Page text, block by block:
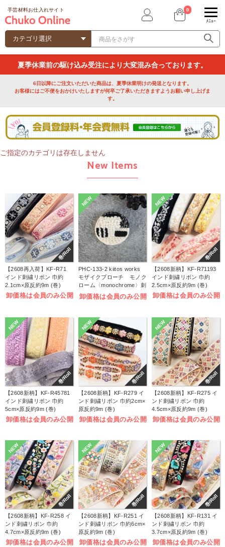
手芸材料お仕入れサイト 0
ﾒﾆｭｰ
夏季休業前の駆け込み受注により大変混み合っております。
6日以降にご注文いただいた商品は、夏季休業明けの発送となります。
お客様にはご不便をおかけいたしますが何卒ご了承いただきますようお願い申し上げま
す。
ご指定のカテゴリは存在しません
New Items
巻/Roll
【2608再入荷】KF-R71
インド刺繍リボン 巾約
2.1cm×原反約9m (巻)
卸価格は会員のみ公開
NEW
PHC-133-2 kiitos works
モザイクブローチ モノク
ローム〈monochrome〉刺
しゅうキット (袋)
卸価格は会員のみ公開
巻/Roll
NEW
【2608新柄】KF-R71193
インド刺繍リボン 巾約
2.5cm×原反約9m (巻)
卸価格は会員のみ公開
NEW
巻/Roll
【2608新柄】KF-R45781
インド刺繍リボン 巾約
5cm×原反約9m (巻)
卸価格は会員のみ公開
巻/Roll
NEW
【2608新柄】KF-R279 イ
ンド刺繍リボン 巾約2cm×
原反約9m (巻)
卸価格は会員のみ公開
巻/Roll
NEW
【2608新柄】KF-R275 イ
ンド刺繍リボン 巾約
4.5cm×原反約9m (巻)
卸価格は会員のみ公開
NEW
巻/Roll
【2608新柄】KF-R258 イ
ンド刺繍リボン 巾約
4.7cm×原反約9m (巻)
卸価格は会員のみ公開
NEW
巻/Roll
【2608新柄】KF-R251 イ
ンド刺繍リボン 巾約6cm×
原反約9m (巻)
卸価格は会員のみ公開
NEW
巻/Roll
【2608新柄】KF-R131 イ
ンド刺繍リボン 巾約
3.7cm×原反約9m (巻)
卸価格は会員のみ公開